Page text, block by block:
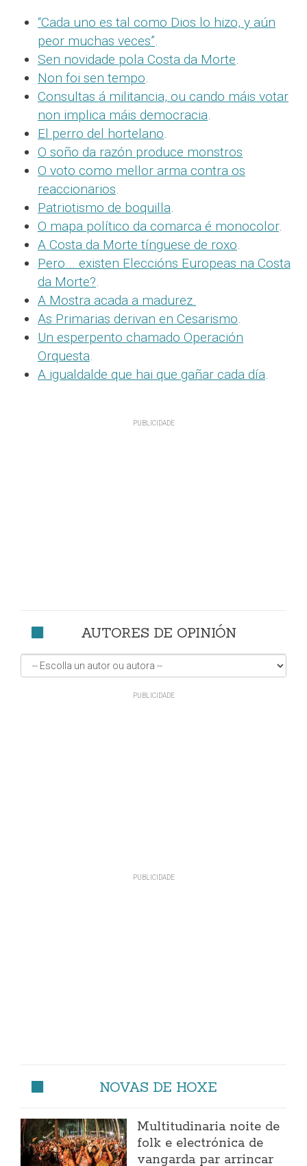
“Cada uno es tal como Dios lo hizo, y aún
peor muchas veces”.
Sen novidade pola Costa da Morte.
Non foi sen tempo.
Consultas á militancia, ou cando máis votar
non implica máis democracia.
El perro del hortelano.
O soño da razón produce monstros
O voto como mellor arma contra os
reaccionarios.
Patriotismo de boquilla.
O mapa político da comarca é monocolor.
A Costa da Morte tínguese de roxo.
Pero... existen Eleccións Europeas na Costa
da Morte?.
A Mostra acada a madurez.
As Primarias derivan en Cesarismo.
Un esperpento chamado Operación
Orquesta.
A igualdalde que hai que gañar cada día.
AUTORES DE OPINIÓN
NOVAS DE HOXE
Multitudinaria noite de
folk e electrónica de
vangarda par arrincar